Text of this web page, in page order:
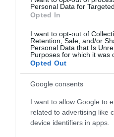
Personal Data for
Opted In
I want to opt-out of
Retention, Sale, and/or
Personal Data that Is
Purposes for which it was
Opted Out
Google consents
I want to allow Google to
related to advertising like
device identifiers in apps.
Japán
Japánban újévkor gereblye